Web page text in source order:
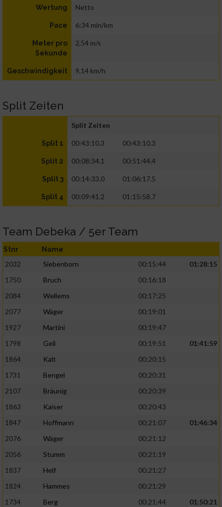
Wertung Netto
Pace 6:34 min/km
Meter pro
Sekunde
2,54 m/s
Geschwindigkeit 9,14 km/h
Split Zeiten
Split Zeiten
Split 1 00:43:10.3 00:43:10.3
Split 2 00:08:34.1 00:51:44.4
Split 3 00:14:33.0 01:06:17.5
Split 4 00:09:41.2 01:15:58.7
Team Debeka / 5er Team
Stnr Name
2032 Siebenborn 00:15:44
01:28:15
1750
Bruch
00:16:18
2084
Wellems
00:17:25
2077
Wäger
00:19:01
1927
Martini
00:19:47
1798
Geil 00:19:51
01:41:59
1864
Kalt
00:20:15
1731
Bengel
00:20:31
2107
Bräunig
00:20:39
1863
Kaiser
00:20:43
1847
Hoffmann 00:21:07
01:46:34
2076
Wäger
00:21:12
2056
Stumm
00:21:19
1837
Helf
00:21:27
1824
Hammes
00:21:29
1734
Berg 00:21:44
01:50:21